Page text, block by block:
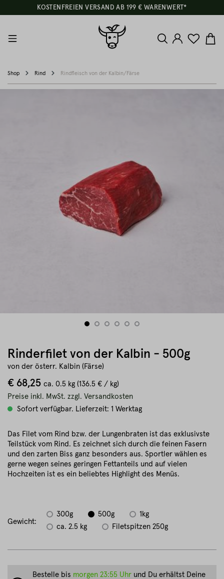
KOSTENFREIEN VERSAND AB 199 € WARENWERT*
Shop Rind Rindfleisch von der Kalbin/Färse
Rinderfilet von der Kalbin - 500g
von der österr. Kalbin (Färse)
€ 68,25 ca. 0.5 kg (136.5 € / kg)
Preise inkl. MwSt. zzgl. Versandkosten
Sofort verfügbar. Lieferzeit: 1 Werktag
Das Filet vom Rind bzw. der Lungenbraten ist das exklusivste
Teilstück vom Rind. Es zeichnet sich durch die feinen Fasern
und den zarten Biss ganz besonders aus. Sportler wählen es
gerne wegen seines geringen Fettanteils und auf vielen
Hochzeiten ist es ein beliebtes Highlight des Menüs.
Gewicht:
300g 500g
1kg
ca. 2.5 kg
Filetspitzen 250g
Bestelle bis morgen 23:55 Uhr und Du erhältst Deine